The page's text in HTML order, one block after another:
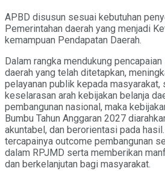
APBD disusun sesuai kebutuhan
Pemerintahan daerah yang menjadi
kemampuan Pendapatan Daerah.
Dalam rangka mendukung
daerah yang telah ditetapkan,
pelayanan publik kepada masyarakat,
keselarasan arah kebijakan belanja
pembangunan nasional, maka
Bumbu Tahun Anggaran 2027
akuntabel, dan berorientasi pada
tercapainya outcome pembangunan
dalam RPJMD serta memberikan
dan berkelanjutan bagi masyarakat.